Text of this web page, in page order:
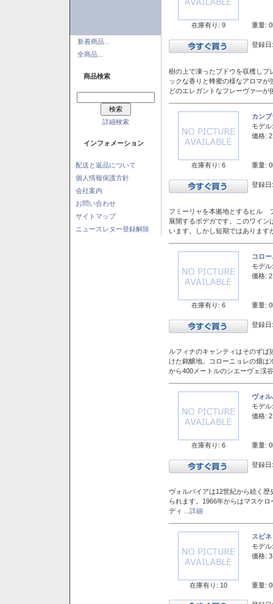
新着商品...
全商品...
商品検索
詳細検索
インフォメーション
配送と返品について
個人情報保護方針
会社案内
お問い合わせ
サイトマップ
ニュースレター登録解除
在庫有り: 9 重量:
登録
樹の上で凍ったブドウを収穫しプ
ックな香りと蜂蜜の様なアロマ
どのエレガントなフレーヴァ―が
在庫有り: 6
カン
モデル:
価格:
重量:
登録
フミーリャを本拠地とするヒル
展開するボデガです。このワイ
います。しかし短期ではありま
在庫有り: 6
コロ
モデル:
価格:
重量:
登録
ルフィナのキャンティはそのず
けた銘醸地。コローニョレの畑は
から400メートルのシエーヴェ渓
在庫有り: 6
ヴォ
モデル:
価格:
重量:
登録
ヴォルパイアは12世紀から続く
られます。1966年からはマスケ
ディ
...詳細
在庫有り: 10
スピ
モデル:
価格:
重量: